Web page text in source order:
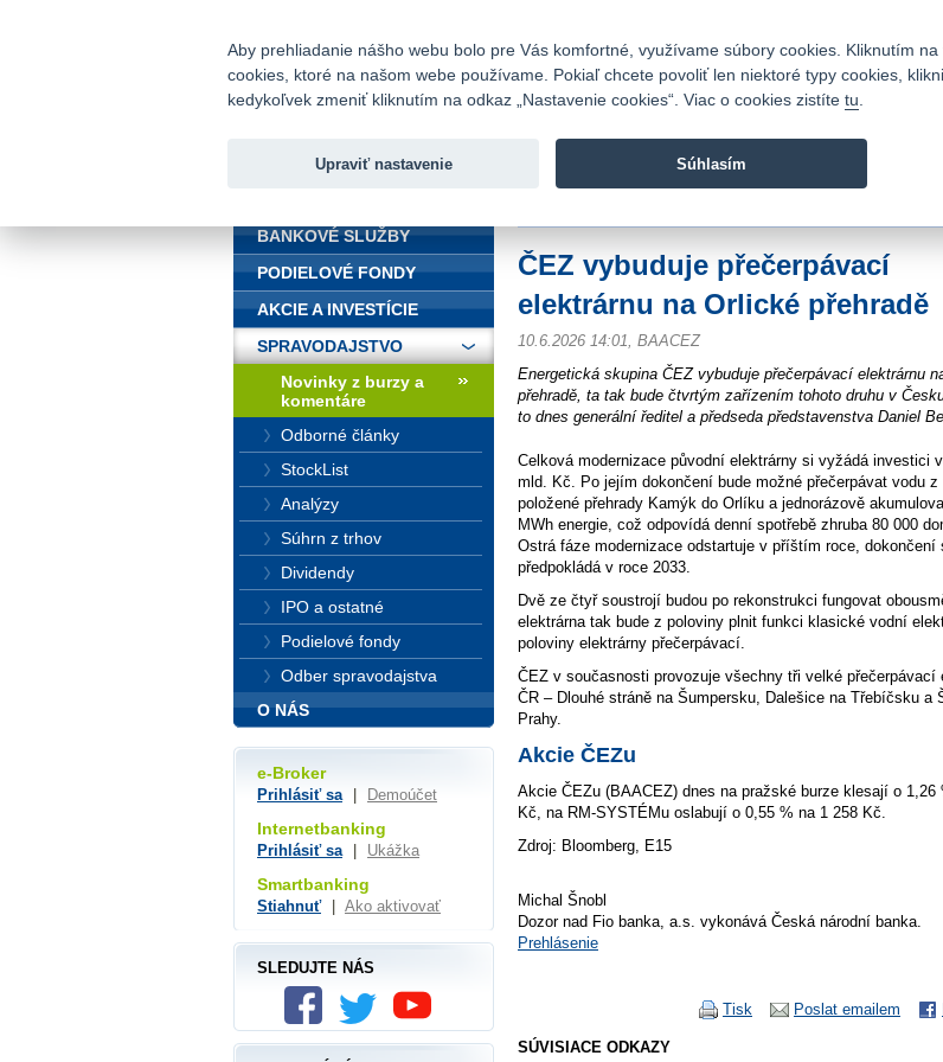
Fio banka
Fio banka sa zameriava na poskytovanie
ČEZ vybuduje přečerpávací
elektrárnu na Orlické přehradě
10.6.2026 14:01, BAACEZ
Energetická skupina ČEZ vybuduje přečerpávací elektrárnu
přehradě, ta tak bude čtvrtým zařízením tohoto druhu v
to dnes generální ředitel a předseda představenstva Daniel
Celková modernizace původní elektrárny si vyžádá investici
mld. Kč. Po jejím dokončení bude možné přečerpávat vodu z
položené přehrady Kamýk do Orlíku a jednorázově
MWh energie, což odpovídá denní spotřebě zhruba 80 000
Ostrá fáze modernizace odstartuje v příštím roce, dokončení
předpokládá v roce 2033.
Dvě ze čtyř soustrojí budou po rekonstrukci fungovat
elektrárna tak bude z poloviny plnit funkci klasické vodní
poloviny elektrárny přečerpávací.
ČEZ v současnosti provozuje všechny tři velké přečerpávací
ČR – Dlouhé stráně na Šumpersku, Dalešice na Třebíčsku a
Prahy.
Akcie ČEZu
Akcie ČEZu (BAACEZ) dnes na pražské burze klesají o 1,26
Kč, na RM-SYSTÉMu oslabují o 0,55 % na 1 258 Kč.
Zdroj: Bloomberg, E15
Michal Šnobl
Dozor nad Fio banka, a.s. vykonává Česká národní banka.
Prehlásenie
Poslat emailem
Tisk
SÚVISIACE ODKAZY
BANKOVÉ SLUŽBY
PODIELOVÉ FONDY
AKCIE A INVESTÍCIE
SPRAVODAJSTVO
Novinky z burzy a
komentáre
Odborné články
StockList
Analýzy
Súhrn z trhov
Dividendy
IPO a ostatné
Podielové fondy
Odber spravodajstva
O NÁS
e-Broker
Prihlásiť sa Demoúčet
Internetbanking
Prihlásiť sa Ukážka
Smartbanking
Stiahnuť Ako aktivovať
SLEDUJTE NÁS
Aby prehliadanie nášho webu bolo pre Vás komfortné, využívame súbory cookies. Kliknutím
cookies, ktoré na našom webe používame. Pokiaľ chcete povoliť len niektoré typy cookies,
kedykoľvek zmeniť kliknutím na odkaz „Nastavenie cookies“. Viac o cookies zistíte tu
Upraviť nastavenie Súhlasím